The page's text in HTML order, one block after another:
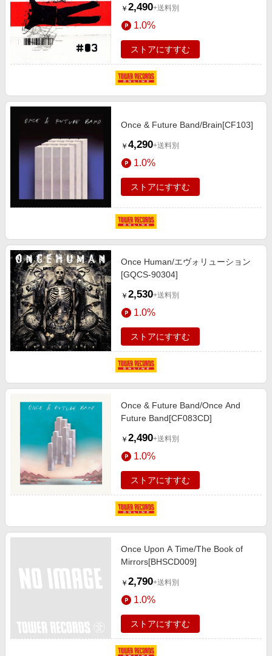
￥ 2,490+送料別
1.0%
ストアにすすむ
Once & Future Band/Brain[CF103]
￥ 4,290+送料別
1.0%
ストアにすすむ
Once Human/エヴォリューション
[GQCS-90304]
￥ 2,530+送料別
1.0%
ストアにすすむ
Once & Future Band/Once And
Future Band[CF083CD]
￥ 2,490+送料別
1.0%
ストアにすすむ
Once Upon A Time/The Book of
Mirrors[BHSCD009]
￥ 2,790+送料別
1.0%
ストアにすすむ